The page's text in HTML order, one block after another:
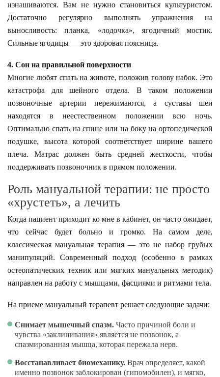
изнашиваются. Вам не нужно становиться культуристом.
Достаточно регулярно выполнять упражнения на
выносливость: планка, «лодочка», ягодичный мостик.
Сильные ягодицы — это здоровая поясница.
4. Сон на правильной поверхности
Многие любят спать на животе, положив голову набок. Это
катастрофа для шейного отдела. В таком положении
позвоночные артерии пережимаются, а суставы шеи
находятся в неестественном положении всю ночь.
Оптимально спать на спине или на боку на ортопедической
подушке, высота которой соответствует ширине вашего
плеча. Матрас должен быть средней жесткости, чтобы
поддерживать позвоночник в прямом положении.
Роль мануальной терапии: не просто
«хрустеть», а лечить
Когда пациент приходит ко мне в кабинет, он часто ожидает,
что сейчас будет больно и громко. На самом деле,
классическая мануальная терапия — это не набор грубых
манипуляций. Современный подход (особенно в рамках
остеопатических техник или мягких мануальных методик)
направлен на работу с мышцами, фасциями и ритмами тела.
На приеме мануальный терапевт решает следующие задачи:
Снимает мышечный спазм. Часто причиной боли и
чувства «заклинивания» является не позвонок, а
спазмированная мышца, которая пережала нерв.
Восстанавливает биомеханику. Врач определяет, какой
именно позвонок заблокирован (гипомобилен), и мягко,